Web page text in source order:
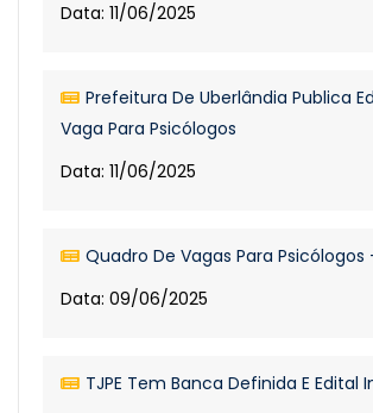
Data: 11/06/2025
Prefeitura De Uberlândia Publica
Vaga Para Psicólogos
Data: 11/06/2025
Quadro De Vagas Para Psicólogos
Data: 09/06/2025
TJPE Tem Banca Definida E Edital